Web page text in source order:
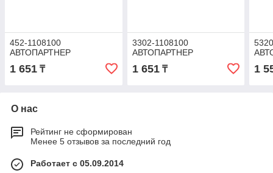
452-1108100
АВТОПАРТНЕР
1 651 ₸
3302-1108100
АВТОПАРТНЕР
1 651₸ 1
О нас
Рейтинг не сформирован
Менее 5 отзывов за последний год
Работает с 05.09.2014